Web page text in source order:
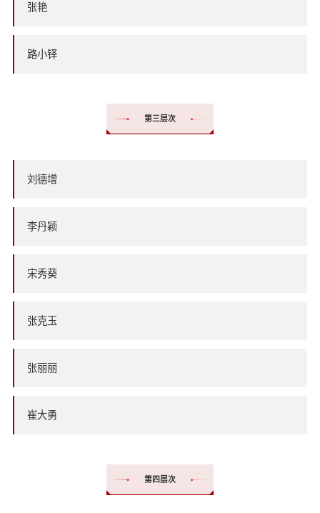
张艳
路小铎
第三层次
刘德增
李丹颖
宋秀葵
张克玉
张丽丽
崔大勇
第四层次